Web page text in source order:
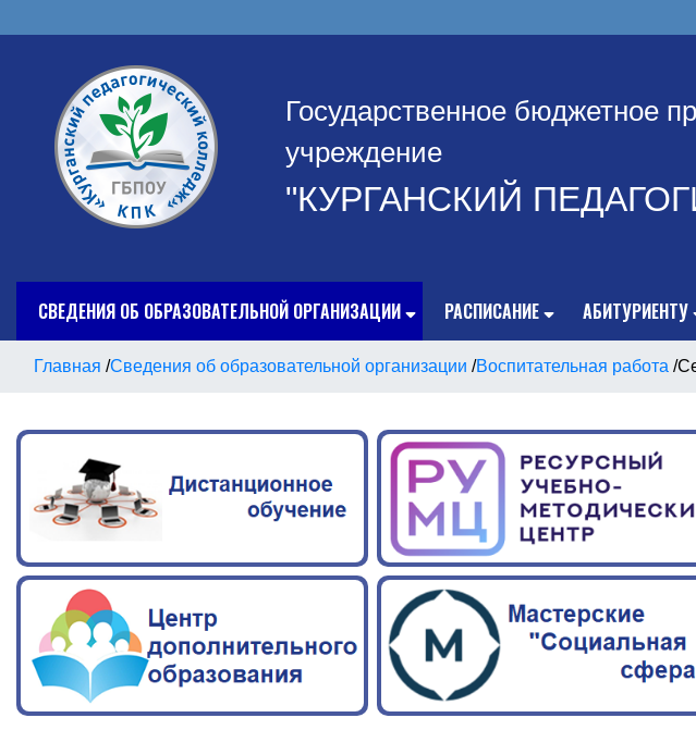
Государственное бюджетное
учреждение
"КУРГАНСКИЙ
СВЕДЕНИЯ ОБ ОБРАЗОВАТЕЛЬНОЙ ОРГАНИЗАЦИИ РАСПИСАНИЕ АБИТУРИЕНТУ
Главная /Сведения об образовательной организации /Воспитательная работа /